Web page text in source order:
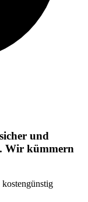
und
Wir kümmern